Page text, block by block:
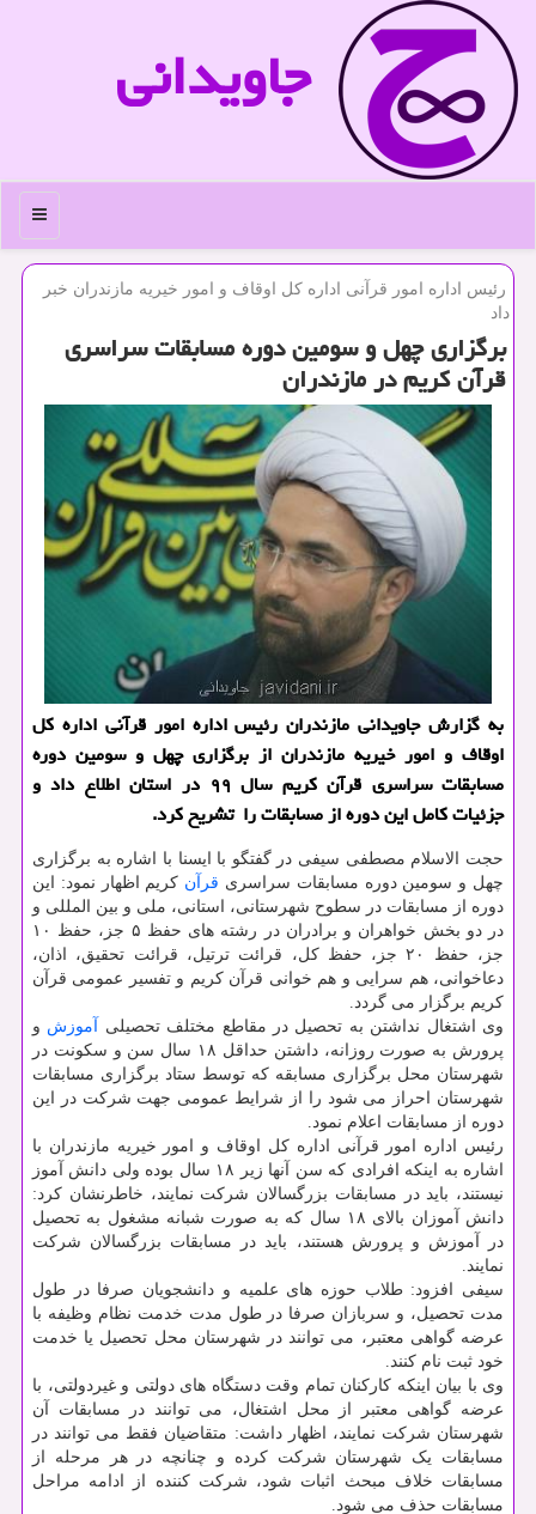
جاویدانی
منو
رئیس اداره امور قرآنی اداره كل اوقاف و امور خیریه مازندران خبر
داد
برگزاری چهل و سومین دوره مسابقات سراسری
قرآن كریم در مازندران
به گزارش جاویدانی مازندران رئیس اداره امور قرآنی اداره كل
اوقاف و امور خیریه مازندران از برگزاری چهل و سومین دوره
مسابقات سراسری قرآن كریم سال ۹۹ در استان اطلاع داد و
جزئیات كامل این دوره از مسابقات را تشریح كرد.
حجت الاسلام مصطفی سیفی در گفتگو با ایسنا با اشاره به برگزاری
چهل و سومین دوره مسابقات سراسری قرآن کریم اظهار نمود: این
دوره از مسابقات در سطوح شهرستانی، استانی، ملی و بین ­المللی و
در دو بخش خواهران و برادران در رشته های حفظ ۵ جز، حفظ ۱۰
جز، حفظ ۲۰ جز، حفظ کل، قرائت ترتیل، قرائت تحقیق، اذان،
دعاخوانی، هم سرایی و هم خوانی قرآن کریم و تفسیر عمومی قرآن
کریم برگزار می گردد.
وی اشتغال نداشتن به تحصیل در مقاطع مختلف تحصیلی آموزش و
پرورش به صورت روزانه، داشتن حداقل ۱۸ سال سن و سکونت در
شهرستان محل برگزاری مسابقه که توسط ستاد برگزاری مسابقات
شهرستان احراز می شود را از شرایط عمومی جهت شرکت در این
دوره از مسابقات اعلام نمود.
رئیس اداره امور قرآنی اداره کل اوقاف و امور خیریه مازندران با
اشاره به اینکه افرادی که سن آنها زیر ۱۸ سال بوده ولی دانش ­آموز
نیستند، باید در مسابقات بزرگسالان شرکت نمایند، خاطرنشان کرد:
دانش آموزان بالای ۱۸ سال که به صورت شبانه مشغول به تحصیل
در آموزش و پرورش هستند، باید در مسابقات بزرگسالان شرکت
نمایند.
سیفی افزود: طلاب حوزه های علمیه و دانشجویان صرفا در طول
مدت تحصیل، و سربازان صرفا در طول مدت خدمت نظام وظیفه با
عرضه گواهی معتبر، می توانند در شهرستان محل تحصیل یا خدمت
خود ثبت نام کنند.
وی با بیان اینکه کارکنان تمام­ وقت دستگاه ­های دولتی و غیردولتی، با
عرضه گواهی معتبر از محل اشتغال، می توانند در مسابقات آن
شهرستان شرکت نمایند، اظهار داشت: متقاضیان فقط می توانند در
مسابقات یک شهرستان شرکت کرده و چنانچه در هر مرحله از
مسابقات خلاف مبحث اثبات شود، شرکت کننده از ادامه مراحل
مسابقات حذف می شود.